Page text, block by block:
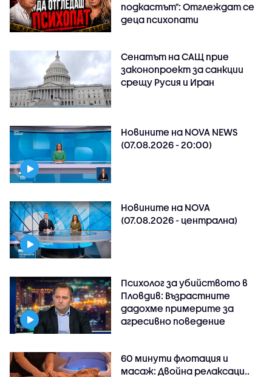
подкастът": Отглеждат се
деца психопати
Сенатът на САЩ прие
законопроект за санкции
срещу Русия и Иран
Новините на NOVA NEWS
(07.08.2026 - 20:00)
Новините на NOVA
(07.08.2026 - централна)
Психолог за убийството в
Пловдив: Възрастните
дадохме примерите за
агресивно поведение
60 минути флотация и
масаж: Двойна релаксаци..